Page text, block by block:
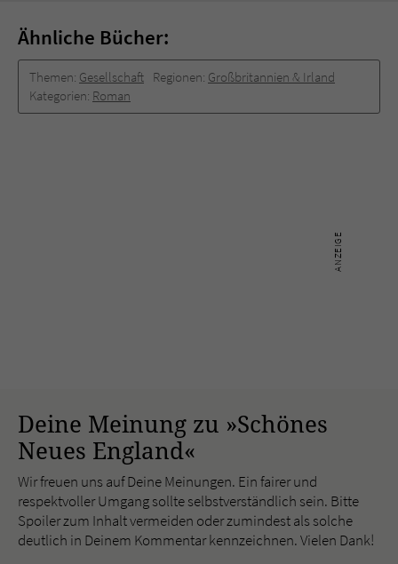
Ähnliche Bücher:
Themen: Gesellschaft Regionen: Großbritannien & Irland
Kategorien: Roman
Deine Meinung zu »Schönes
Neues England«
Wir freuen uns auf Deine Meinungen. Ein fairer und
respektvoller Umgang sollte selbstverständlich sein. Bitte
Spoiler zum Inhalt vermeiden oder zumindest als solche
deutlich in Deinem Kommentar kennzeichnen. Vielen Dank!